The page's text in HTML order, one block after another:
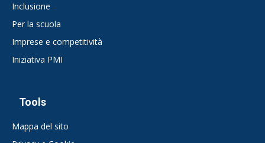
Inclusione
Per la scuola
Imprese e competitività
Iniziativa PMI
Tools
Mappa del sito